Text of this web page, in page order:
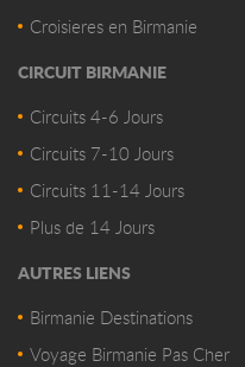
Croisieres en Birmanie
CIRCUIT BIRMANIE
Circuits 4-6 Jours
Circuits 7-10 Jours
Circuits 11-14 Jours
Plus de 14 Jours
AUTRES LIENS
Birmanie Destinations
Voyage Birmanie Pas Cher